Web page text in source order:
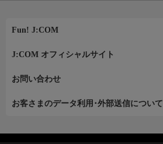
Fun! J:COM
J:COM オフィシャルサイト
お問い合わせ
お客さまのデータ利用･外部送信について